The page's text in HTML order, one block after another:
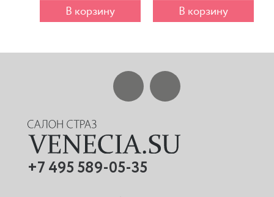
В корзину В корзину
+7 495 589-05-35